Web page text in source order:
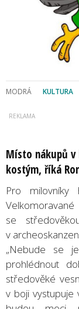
MODRÁ KULTURA
Místo nákupů v
kostým, říká
Pro milovníky
se
v
„Nebude se
prohlédnout
středověké
v boji vystupuje